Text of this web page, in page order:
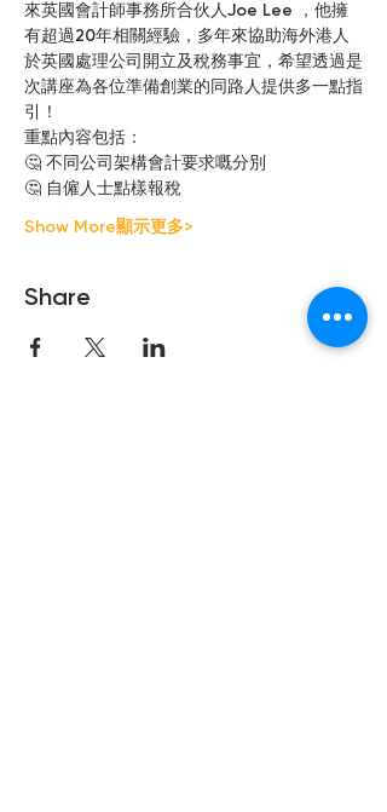
來英國會計師事務所合伙人Joe Lee ，他擁
有超過20年相關經驗，多年來協助海外港人
於英國處理公司開立及稅務事宜，希望透過是
次講座為各位準備創業的同路人提供多一點指
引！
重點內容包括：
🤔 不同公司架構會計要求嘅分別
🤔 自僱人士點樣報稅
Show More顯示更多>
Share